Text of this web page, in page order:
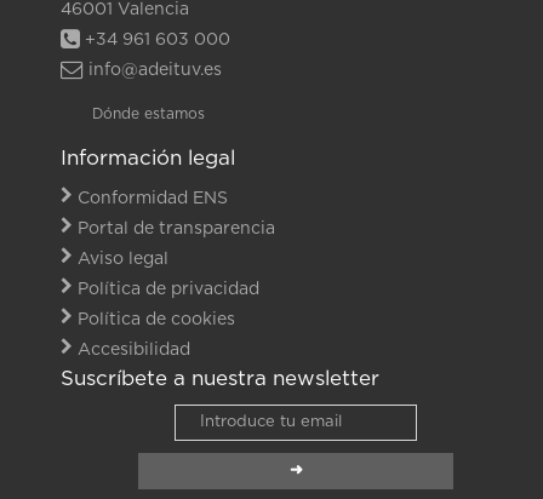
46001 Valencia
+34 961 603 000
info@adeituv.es
Dónde estamos
Información legal
Conformidad ENS
Portal de transparencia
Aviso legal
Política de privacidad
Política de cookies
Accesibilidad
Suscríbete a nuestra newsletter